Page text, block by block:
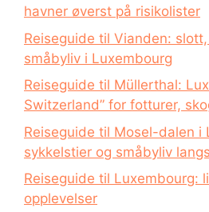
havner øverst på risikolister
Reiseguide til Vianden:
småbyliv i Luxembourg
Reiseguide til Müllerthal:
Switzerland” for fotturer,
Reiseguide til Mosel-dalen i
sykkelstier og småbyliv
Reiseguide til Luxembourg:
opplevelser